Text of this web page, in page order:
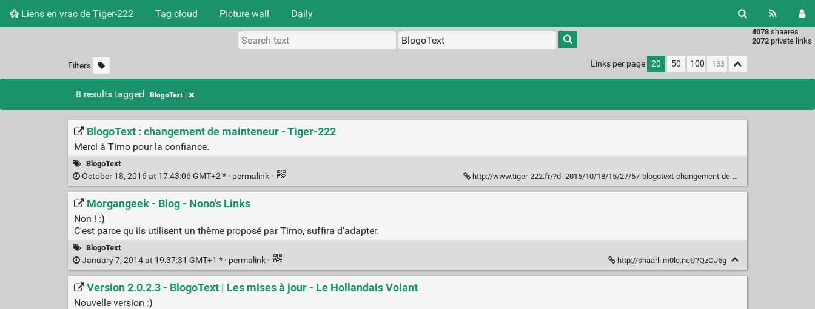
Liens en vrac de Tiger-222 Tag cloud Picture wall Daily
4078 shaares
2072 private links
Type 1 or
more
characters
results.
Filters Links per page 20 50 100
8 results tagged BlogoText
BlogoText : changement de mainteneur - Tiger-222
Merci à Timo pour la confiance.
BlogoText
October 18, 2016 at 17:43:06 GMT+2 * · permalink · http://www.tiger-222.fr/?d=2016/10/18/15/27/57-blogotext-changement-de-mainteneur
Morgangeek - Blog - Nono's Links
Non ! :)
C'est parce qu'ils utilisent un thème proposé par Timo, suffira d'adapter.
BlogoText
January 7, 2014 at 19:37:31 GMT+1 * · permalink · http://shaarli.m0le.net/?QzOJ6g
Version 2.0.2.3 - BlogoText | Les mises à jour - Le Hollandais Volant
Nouvelle version :)